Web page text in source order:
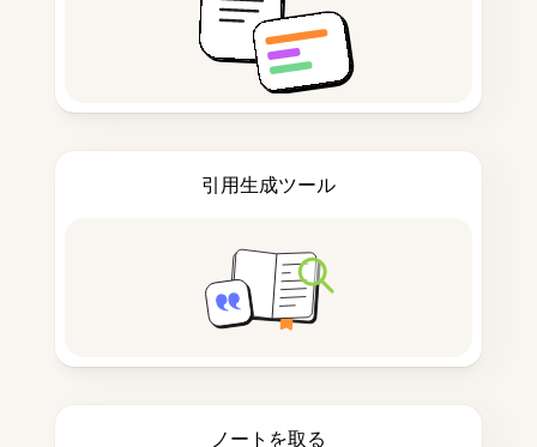
引用生成ツール
ノートを取る